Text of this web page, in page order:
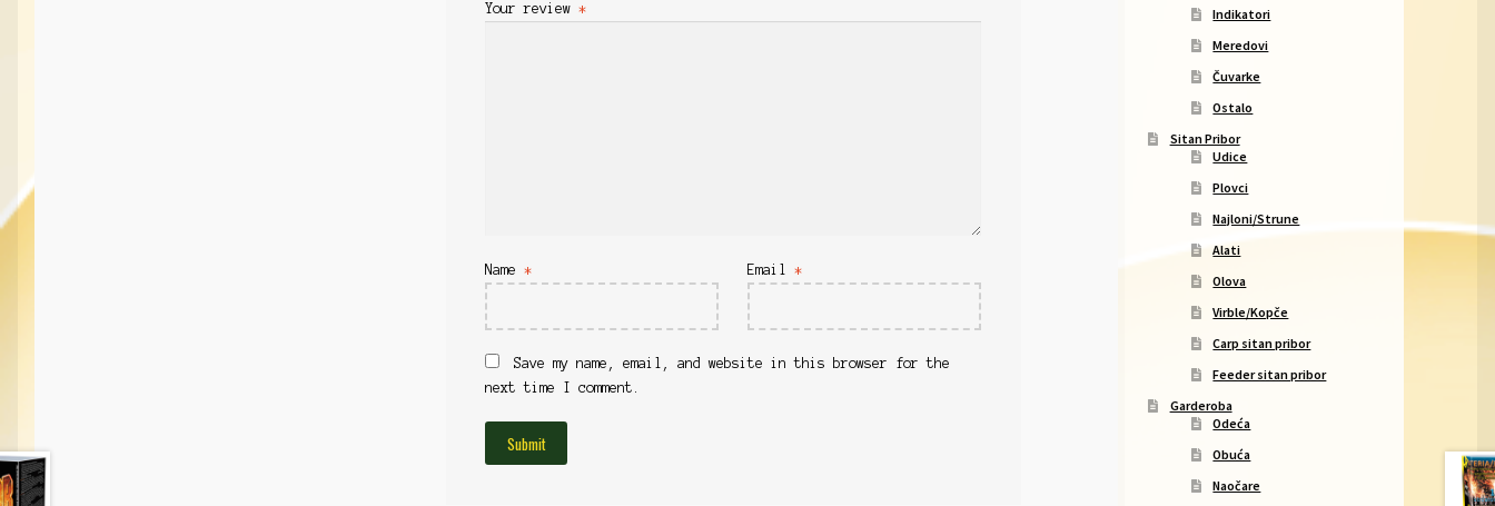
Your review*
Name* Email*
Save my name, email, and website in this browser for the
next time I comment.
Indikatori
Meredovi
Čuvarke
Ostalo
Sitan Pribor
Udice
Plovci
Najloni/Strune
Alati
Olova
Virble/Kopče
Carp sitan pribor
Feeder sitan pribor
Garderoba
Odeća
Obuća
Naočare